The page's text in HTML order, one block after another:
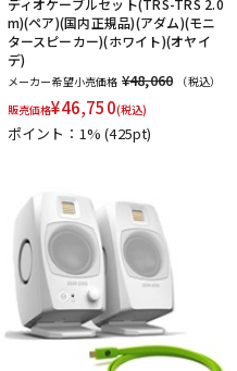
ディオケーブルセット(TRS-TRS 2.0
m)(ペア)(国内正規品)(アダム)(モニ
タースピーカー)(ホワイト)(オヤイ
デ)
メーカー希望小売価格 ¥48,060
（税込）
販売価格¥46,750(税込)
ポイント：1%(425pt)